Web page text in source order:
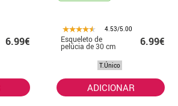
6.99€
4.53/5.00
Esqueleto de
pelúcia de 30 cm 6.99€
T.Único
ADICIONAR